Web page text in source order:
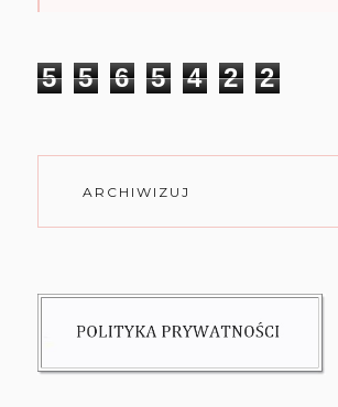
5 5 6 5 4 2 2
ARCHIWIZUJ